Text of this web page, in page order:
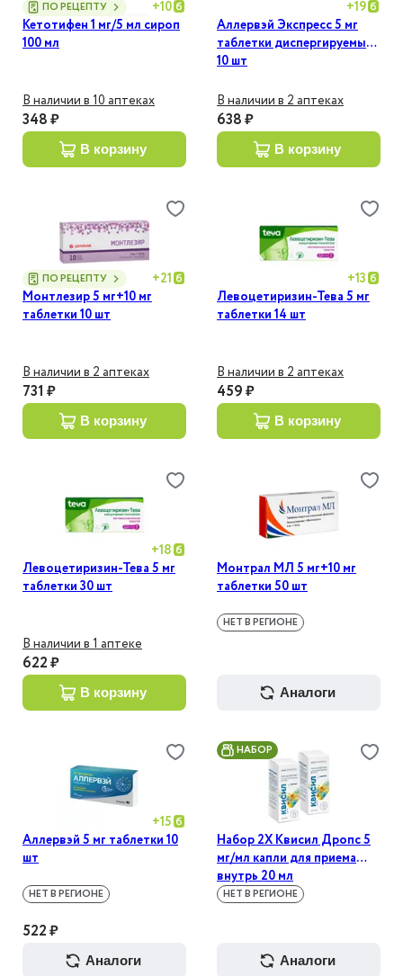
ПО РЕЦЕПТУ +10
Кетотифен 1 мг/5 мл сироп
100 мл
В наличии в 10 аптеках
348 ₽
в корзину
+19
Аллервэй Экспресс 5 мг
таблетки диспергируемые
10 шт
В наличии в 2 аптеках
638 ₽
в корзину
ПО РЕЦЕПТУ +21
Монтлезир 5 мг+10 мг
таблетки 10 шт
В наличии в 2 аптеках
731 ₽
в корзину
+13
Левоцетиризин-Тева 5 мг
таблетки 14 шт
В наличии в 2 аптеках
459 ₽
в корзину
+18
Левоцетиризин-Тева 5 мг
таблетки 30 шт
В наличии в 1 аптеке
622 ₽
в корзину
Монтрал МЛ 5 мг+10 мг
таблетки 50 шт
НЕТ В РЕГИОНЕ
аналоги
+15
Аллервэй 5 мг таблетки 10
шт
НЕТ В РЕГИОНЕ
522 ₽
аналоги
НАБОР
Набор 2Х Квисил Дропс 5
мг/мл капли для приема
внутрь 20 мл
НЕТ В РЕГИОНЕ
аналоги